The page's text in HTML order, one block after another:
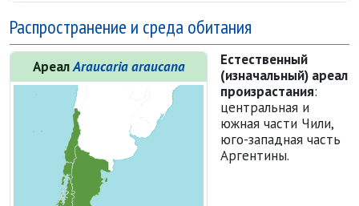
Распространение и среда обитания
АреалAraucaria araucana
Естественный
(изначальный) ареал
произ­рас­тания:
центральная и
южная части Чили,
юго-западная часть
Аргентины.